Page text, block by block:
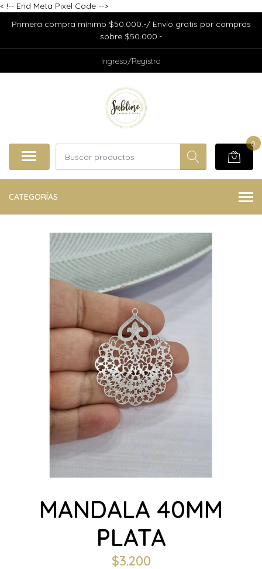
< !-- End Meta Pixel Code -->
Primera compra mínimo $50.000.-/ Envío gratis por compras
sobre $50.000.-
Ingreso/Registro
0
CATEGORÍAS
MANDALA 40MM
PLATA
$3.200